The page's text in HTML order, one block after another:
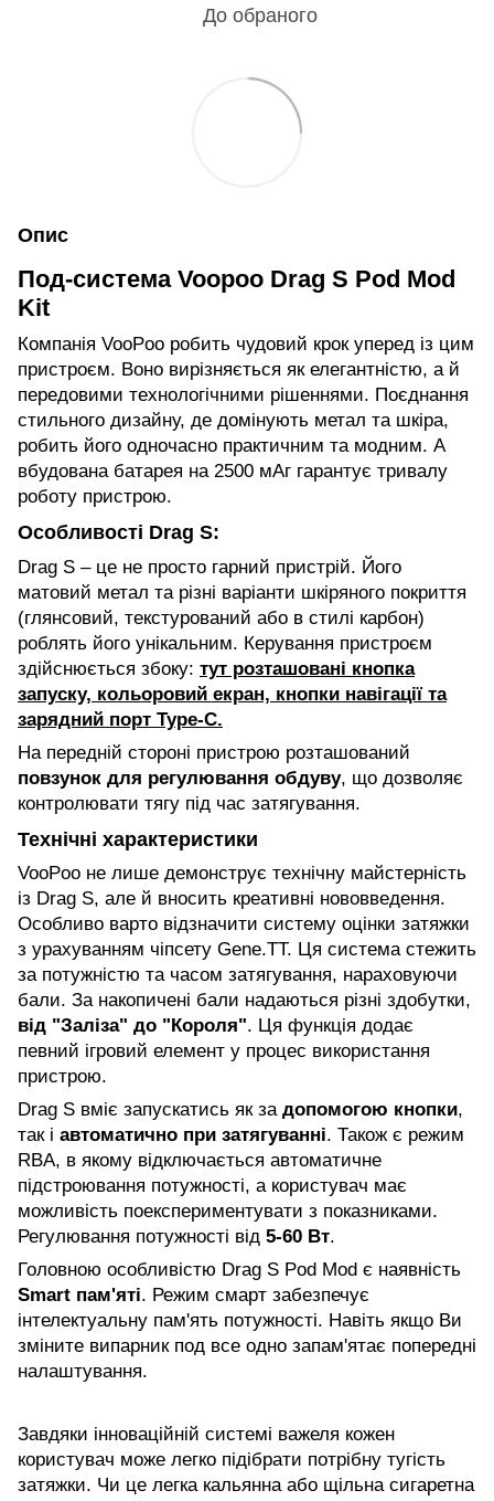
До обраного
Опис
Под-система Voopoo Drag S Pod Mod
Kit
Компанія VooPoo робить чудовий крок уперед із цим
пристроєм. Воно вирізняється як елегантністю, а й
передовими технологічними рішеннями. Поєднання
стильного дизайну, де домінують метал та шкіра,
робить його одночасно практичним та модним. А
вбудована батарея на 2500 мАг гарантує тривалу
роботу пристрою.
Особливості Drag S:
Drag S – це не просто гарний пристрій. Його
матовий метал та різні варіанти шкіряного покриття
(глянсовий, текстурований або в стилі карбон)
роблять його унікальним. Керування пристроєм
здійснюється збоку: тут розташовані кнопка
запуску, кольоровий екран, кнопки навігації та
зарядний порт Type-C.
На передній стороні пристрою розташований
повзунок для регулювання обдуву, що дозволяє
контролювати тягу під час затягування.
Технічні характеристики
VooPoo не лише демонструє технічну майстерність
із Drag S, але й вносить креативні нововведення.
Особливо варто відзначити систему оцінки затяжки
з урахуванням чіпсету Gene.TT. Ця система стежить
за потужністю та часом затягування, нараховуючи
бали. За накопичені бали надаються різні здобутки,
від "Заліза" до "Короля". Ця функція додає
певний ігровий елемент у процес використання
пристрою.
Drag S вміє запускатись як за допомогою кнопки,
так і автоматично при затягуванні. Також є режим
RBA, в якому відключається автоматичне
підстроювання потужності, а користувач має
можливість поекспериментувати з показниками.
Регулювання потужності від 5-60 Вт.
Головною особливістю Drag S Pod Mod є наявність
Smart пам'яті. Режим смарт забезпечує
інтелектуальну пам'ять потужності. Навіть якщо Ви
зміните випарник под все одно запам'ятає попередні
налаштування.
Завдяки інноваційній системі важеля кожен
користувач може легко підібрати потрібну тугість
затяжки. Чи це легка кальянна або щільна сигаретна